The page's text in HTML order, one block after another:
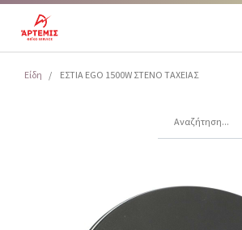
Είδη ΕΣΤΙΑ EGO 1500W ΣΤΕΝΟ ΤΑΧΕΙΑΣ